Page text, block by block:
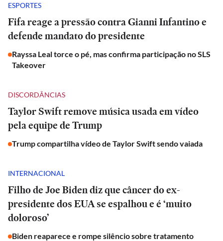
ESPORTES
Fifa reage a pressão contra Gianni Infantino e
defende mandato do presidente
Rayssa Leal torce o pé, mas confirma participação no SLS
Takeover
DISCORDÂNCIAS
Taylor Swift remove música usada em vídeo
pela equipe de Trump
Trump compartilha vídeo de Taylor Swift sendo vaiada
INTERNACIONAL
Filho de Joe Biden diz que câncer do ex-
presidente dos EUA se espalhou e é ‘muito
doloroso’
Biden reaparece e rompe silêncio sobre tratamento